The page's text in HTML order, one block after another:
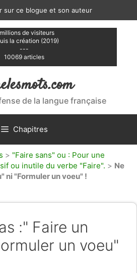
sur ce blogue et son auteur
de visiteurs
la création (2019)
---
10069 articles
de la langue française
Chapitres
> "Faire sans" ou : Pour une
ou inutile du verbe "Faire". > Ne
ni "Formuler un voeu" !
:" Faire un
un voeu"